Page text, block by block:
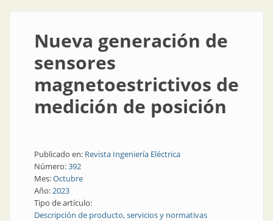
Nueva generación de
sensores
magnetoestrictivos de
medición de posición
Publicado en: Revista Ingeniería Eléctrica
Número:392
Mes:Octubre
Año:2023
Tipo de artículo:
Descripción de producto, servicios y normativas